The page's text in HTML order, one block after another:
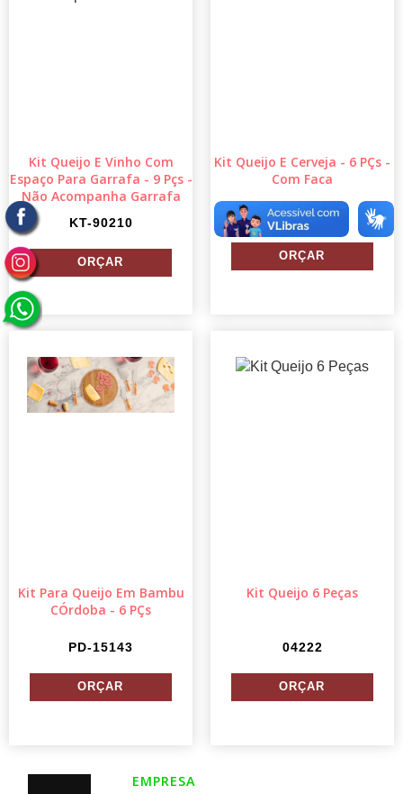
Kit Queijo E Vinho Com
Espaço Para Garrafa - 9 Pçs -
Não Acompanha Garrafa
KT-90210
Kit Queijo E Cerveja - 6 PÇs -
Com Faca
KT-90012
Kit Para Queijo Em Bambu
CÓrdoba - 6 PÇs
PD-15143
Kit Queijo 6 Peças
04222
EMPRESA